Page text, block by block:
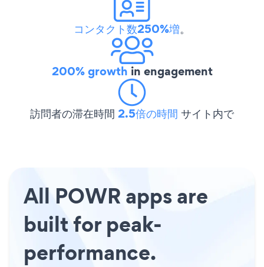
コンタクト数250%増。
200% growth in engagement
訪問者の滞在時間 2.5倍の時間 サイト内で
All POWR apps are
built for peak-
performance.